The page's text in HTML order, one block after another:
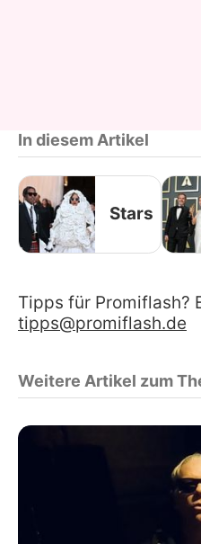
In diesem Artikel
Stars
Tipps für Promiflash?
tipps@promiflash.de
Weitere Artikel zum